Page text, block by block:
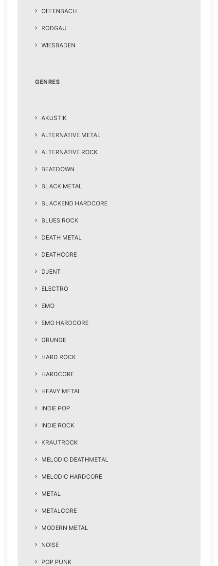
OFFENBACH
RODGAU
WIESBADEN
GENRES
AKUSTIK
ALTERNATIVE METAL
ALTERNATIVE ROCK
BEATDOWN
BLACK METAL
BLACKEND HARDCORE
BLUES ROCK
DEATH METAL
DEATHCORE
DJENT
ELECTRO
EMO
EMO HARDCORE
GRUNGE
HARD ROCK
HARDCORE
HEAVY METAL
INDIE POP
INDIE ROCK
KRAUTROCK
MELODIC DEATHMETAL
MELODIC HARDCORE
METAL
METALCORE
MODERN METAL
NOISE
POP PUNK